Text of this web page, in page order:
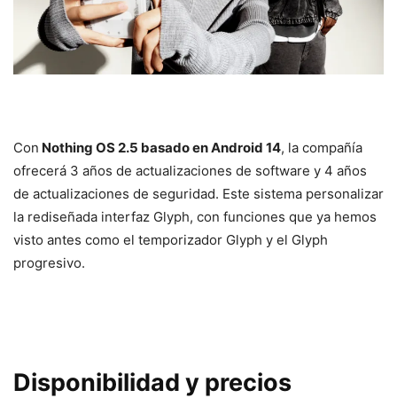
Con Nothing OS 2.5 basado en Android 14, la compañía
ofrecerá 3 años de actualizaciones de software y 4 años
de actualizaciones de seguridad. Este sistema personalizar
la rediseñada interfaz Glyph, con funciones que ya hemos
visto antes como el temporizador Glyph y el Glyph
progresivo.
Disponibilidad y precios